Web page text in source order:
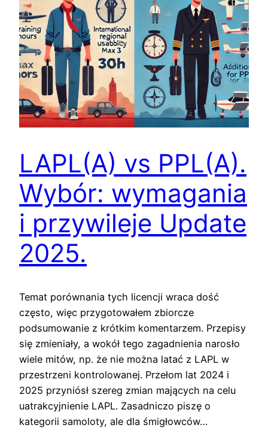
LAPL(A) vs PPL(A).
Wybór: wymagania
i przywileje Update
2025.
Temat porównania tych licencji wraca dość
często, więc przygotowałem zbiorcze
podsumowanie z krótkim komentarzem. Przepisy
się zmieniały, a wokół tego zagadnienia narosło
wiele mitów, np. że nie można latać z LAPL w
przestrzeni kontrolowanej. Przełom lat 2024 i
2025 przyniósł szereg zmian mających na celu
uatrakcyjnienie LAPL. Zasadniczo piszę o
kategorii samoloty, ale dla śmigłowców…